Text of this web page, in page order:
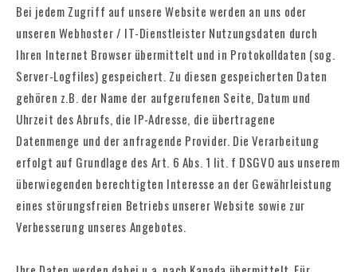
Bei jedem Zugriff auf unsere Website werden an uns oder
unseren Webhoster / IT-Dienstleister Nutzungsdaten durch
Ihren Internet Browser übermittelt und in Protokolldaten (sog.
Server-Logfiles) gespeichert. Zu diesen gespeicherten Daten
gehören z.B. der Name der aufgerufenen Seite, Datum und
Uhrzeit des Abrufs, die IP-Adresse, die übertragene
Datenmenge und der anfragende Provider. Die Verarbeitung
erfolgt auf Grundlage des Art. 6 Abs. 1 lit. f DSGVO aus unserem
überwiegenden berechtigten Interesse an der Gewährleistung
eines störungsfreien Betriebs unserer Website sowie zur
Verbesserung unseres Angebotes.